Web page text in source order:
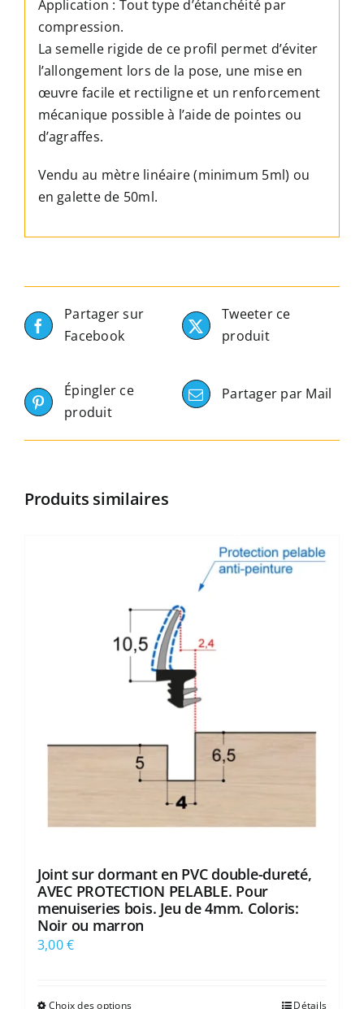
Noir
ou
marron
Application : Tout type d’étanchéité par
compression.
La semelle rigide de ce profil permet d’éviter
l’allongement lors de la pose, une mise en
œuvre facile et rectiligne et un renforcement
mécanique possible à l’aide de pointes ou
d’agraffes.
Vendu au mètre linéaire (minimum 5ml) ou
en galette de 50ml.
Partager sur
Facebook
Tweeter ce
produit
Épingler ce
produit
Partager par Mail
Produits similaires
Joint sur dormant en PVC double-dureté,
AVEC PROTECTION PELABLE. Pour
menuiseries bois. Jeu de 4mm. Coloris:
Noir ou marron
3,00€
Choix des options Détails